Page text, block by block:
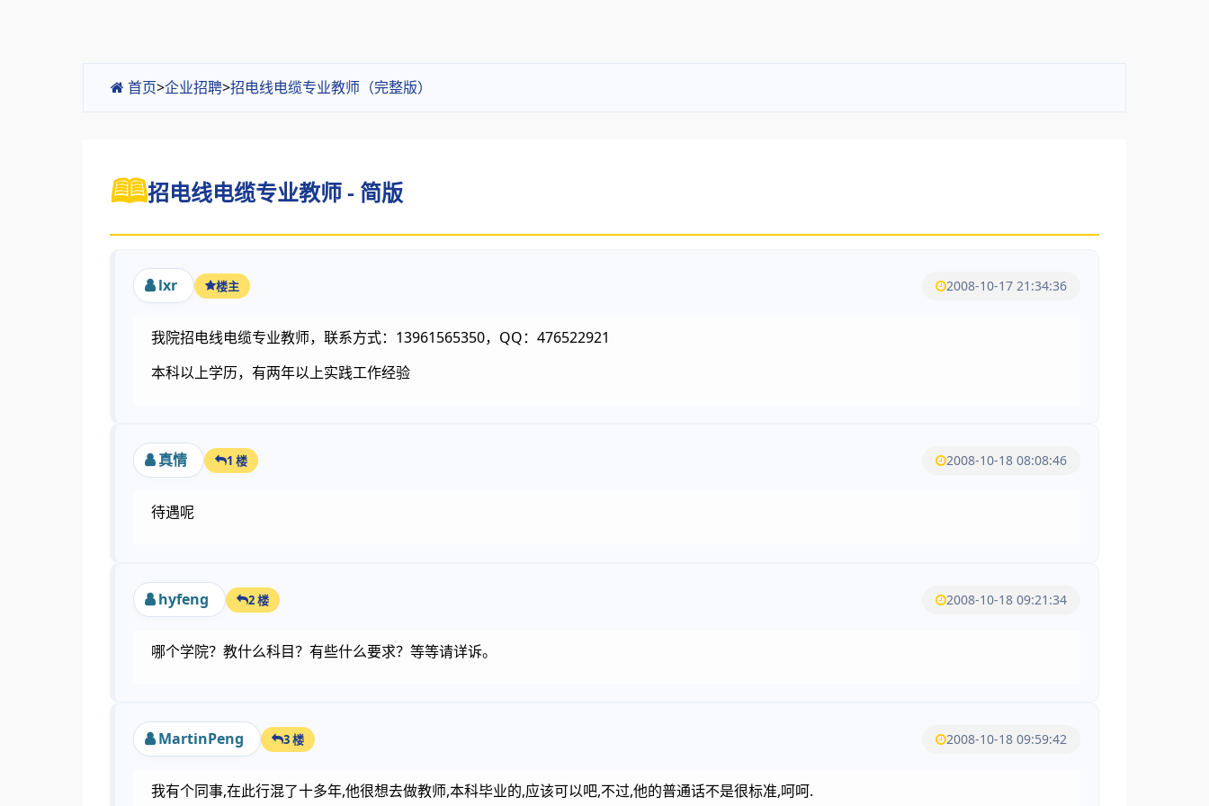
首页>企业招聘>招电线电缆专业教师（完整版）
招电线电缆专业教师 - 简版
lxr 楼主 2008-10-17 21:34:36
我院招电线电缆专业教师，联系方式：13961565350，QQ：476522921
本科以上学历，有两年以上实践工作经验
真情 1 楼 2008-10-18 08:08:46
待遇呢
hyfeng 2 楼 2008-10-18 09:21:34
哪个学院？教什么科目？有些什么要求？等等请详诉。
MartinPeng 3 楼 2008-10-18 09:59:42
我有个同事,在此行混了十多年,他很想去做教师,本科毕业的,应该可以吧,不过,他的普通话不是很标准,呵呵.